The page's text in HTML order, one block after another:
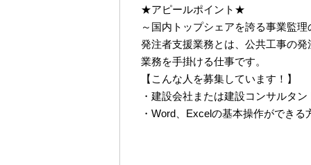
★アピールポイント★
～国内トップシェアを誇る事業監理
発注者支援業務とは、公共工事の
業務を手掛ける仕事です。
【こんな人を募集しています！】
・建設会社または建設コンサルタ
・Word、Excelの基本操作ができる